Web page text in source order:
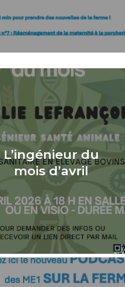
L’ingénieur du
mois d’avril